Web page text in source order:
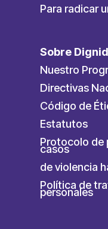
Para radicar
Sobre
Nuestro
Directivas
Código de
Estatutos
Protocolo de
casos
de violencia
Política de
personales